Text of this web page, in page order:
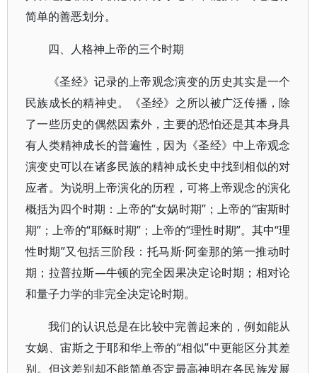
简单的善恶划分。
四、人格神上帝的三个时期
《圣经》记录的上帝观念演变的历史其实是一个
民族成长的精神史。《圣经》之所以被广泛传播，除
了一些历史的偶然因素外，主要的恐怕还是其本身具
有人类精神成长的普遍性，因为《圣经》中上帝观念
演变史可以在诸多民族的精神成长史中找到相似的对
应者。为说明上帝演化的历程，可将上帝观念的演化
概括为四个时期：上帝的“女娲时期”；上帝的“宙斯时
期”；上帝的“耶稣时期”；上帝的“理性时期”。其中“理
性时期”又包括三阶段：托马斯·阿奎那的第一推动时
期；拉普拉斯—牛顿的完全因果决定论时期；相对论
和量子力学的非完全决定论时期。
我们的认识总是在比较中完善起来的，例如能从
女娲、宙斯之于耶和华上帝的“相似”中更能区分其差
别。但这差别却不能简单否定最高神明在各民族发展